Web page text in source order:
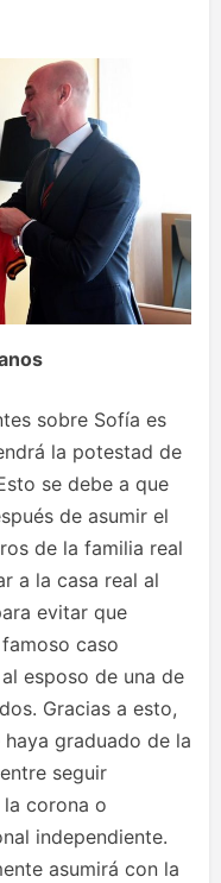
sobre Sofía es
la potestad de
se debe a que
de asumir el
de la familia real
a la casa real al
evitar que
caso
esposo de una de
Gracias a esto,
graduado de la
seguir
corona o
independiente.
asumirá con la